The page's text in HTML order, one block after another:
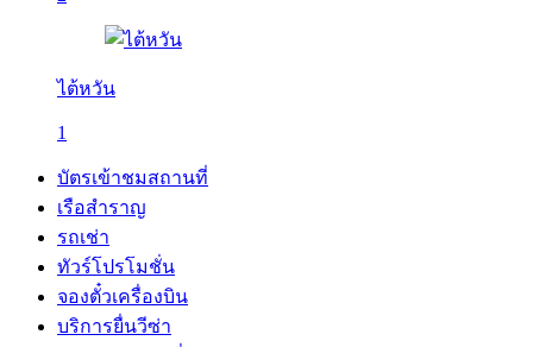
ไต้หวัน
1
บัตรเข้าชมสถานที่
เรือสำราญ
รถเช่า
ทัวร์โปรโมชั่น
จองตั๋วเครื่องบิน
บริการยื่นวีซ่า